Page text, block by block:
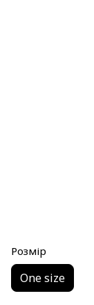
Розмір
One size